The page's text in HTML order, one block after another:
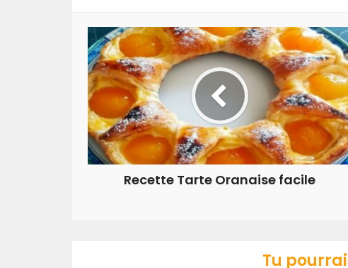
Recette Tarte Oranaise facile
Tu